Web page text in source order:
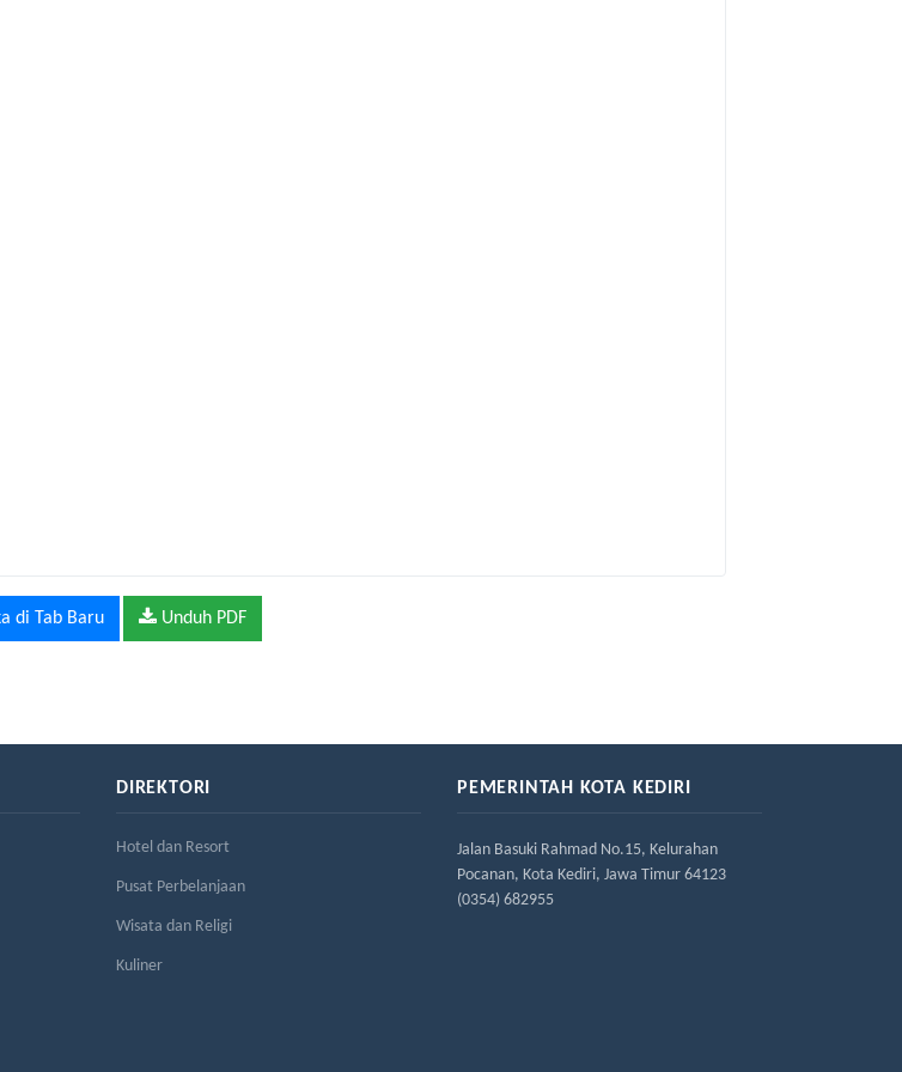
di Tab Baru Unduh PDF
DIREKTORI
Hotel dan Resort
Pusat Perbelanjaan
Wisata dan Religi
Kuliner
PEMERINTAH KOTA KEDIRI
Jalan Basuki Rahmad No.15, Kelurahan
Pocanan, Kota Kediri, Jawa Timur 64123
(0354) 682955